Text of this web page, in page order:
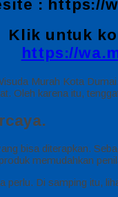
: https://
Klik untuk
https://
Murah Kota
Oleh karena itu,
bisa diterapkan.
memudahkan
Di samping itu,